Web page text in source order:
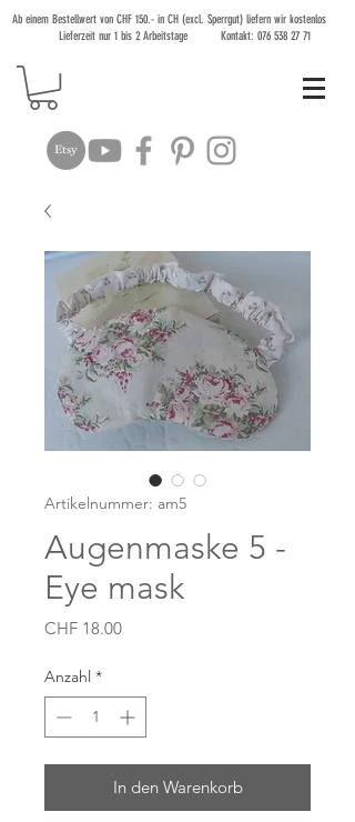
Ab einem Bestellwert von CHF 150.- in CH (excl. Sperrgut) liefern wir kostenlos
Lieferzeit nur 1 bis 2 Arbeitstage Kontakt: 076 538 27 71
Artikelnummer: am5
Augenmaske 5 -
Eye mask
CHF 18.00Preis
Anzahl *
In den Warenkorb